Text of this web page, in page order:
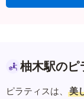
柚木駅のピ
ピラティスは、 美